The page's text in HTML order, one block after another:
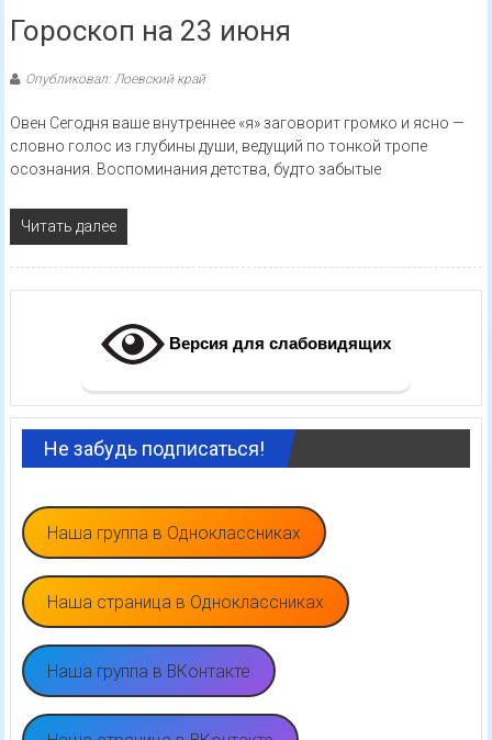
Гороскоп на 23 июня
Опубликовал: Лоевский край
Овен Сегодня ваше внутреннее «я» заговорит громко и ясно —
словно голос из глубины души, ведущий по тонкой тропе
осознания. Воспоминания детства, будто забытые
Читать далее
Версия для слабовидящих
Не забудь подписаться!
Наша группа в Одноклассниках
Наша страница в Одноклассниках
Наша группа в ВКонтакте